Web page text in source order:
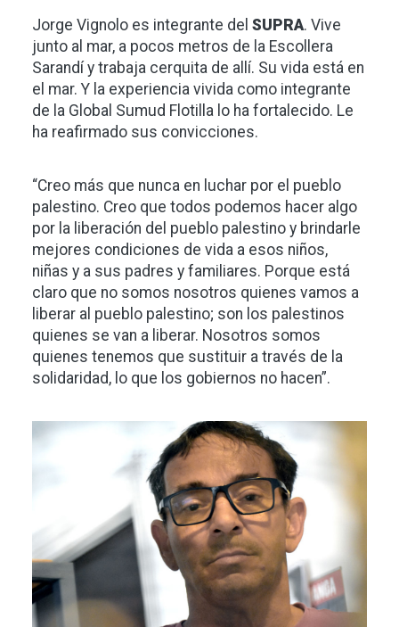
Jorge Vignolo es integrante del SUPRA. Vive
junto al mar, a pocos metros de la Escollera
Sarandí y trabaja cerquita de allí. Su vida está en
el mar. Y la experiencia vivida como integrante
de la Global Sumud Flotilla lo ha fortalecido. Le
ha reafirmado sus convicciones.
“Creo más que nunca en luchar por el pueblo
palestino. Creo que todos podemos hacer algo
por la liberación del pueblo palestino y brindarle
mejores condiciones de vida a esos niños,
niñas y a sus padres y familiares. Porque está
claro que no somos nosotros quienes vamos a
liberar al pueblo palestino; son los palestinos
quienes se van a liberar. Nosotros somos
quienes tenemos que sustituir a través de la
solidaridad, lo que los gobiernos no hacen”.
Imagen